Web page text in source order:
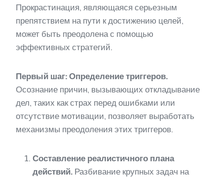
Прокрастинация, являющаяся серьезным
препятствием на пути к достижению целей,
может быть преодолена с помощью
эффективных стратегий.
Первый шаг: Определение триггеров.
Осознание причин, вызывающих откладывание
дел, таких как страх перед ошибками или
отсутствие мотивации, позволяет выработать
механизмы преодоления этих триггеров.
Составление реалистичного плана
действий. Разбивание крупных задач на